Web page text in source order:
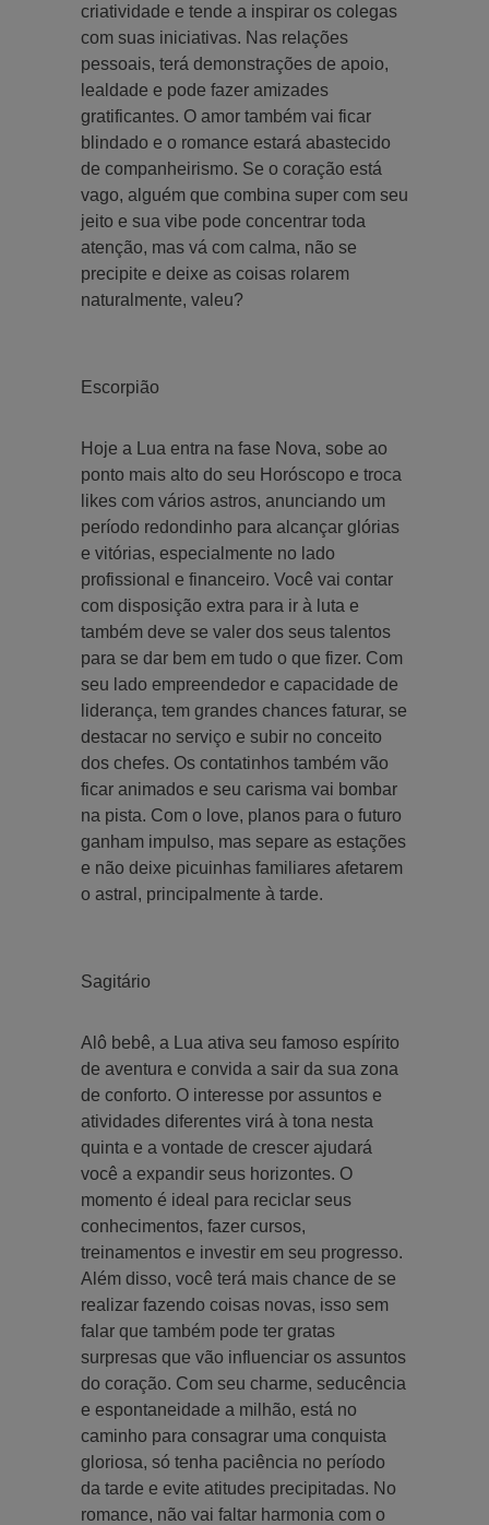
criatividade e tende a inspirar os colegas
com suas iniciativas. Nas relações
pessoais, terá demonstrações de apoio,
lealdade e pode fazer amizades
gratificantes. O amor também vai ficar
blindado e o romance estará abastecido
de companheirismo. Se o coração está
vago, alguém que combina super com seu
jeito e sua vibe pode concentrar toda
atenção, mas vá com calma, não se
precipite e deixe as coisas rolarem
naturalmente, valeu?
Escorpião
Hoje a Lua entra na fase Nova, sobe ao
ponto mais alto do seu Horóscopo e troca
likes com vários astros, anunciando um
período redondinho para alcançar glórias
e vitórias, especialmente no lado
profissional e financeiro. Você vai contar
com disposição extra para ir à luta e
também deve se valer dos seus talentos
para se dar bem em tudo o que fizer. Com
seu lado empreendedor e capacidade de
liderança, tem grandes chances faturar, se
destacar no serviço e subir no conceito
dos chefes. Os contatinhos também vão
ficar animados e seu carisma vai bombar
na pista. Com o love, planos para o futuro
ganham impulso, mas separe as estações
e não deixe picuinhas familiares afetarem
o astral, principalmente à tarde.
Sagitário
Alô bebê, a Lua ativa seu famoso espírito
de aventura e convida a sair da sua zona
de conforto. O interesse por assuntos e
atividades diferentes virá à tona nesta
quinta e a vontade de crescer ajudará
você a expandir seus horizontes. O
momento é ideal para reciclar seus
conhecimentos, fazer cursos,
treinamentos e investir em seu progresso.
Além disso, você terá mais chance de se
realizar fazendo coisas novas, isso sem
falar que também pode ter gratas
surpresas que vão influenciar os assuntos
do coração. Com seu charme, seducência
e espontaneidade a milhão, está no
caminho para consagrar uma conquista
gloriosa, só tenha paciência no período
da tarde e evite atitudes precipitadas. No
romance, não vai faltar harmonia com o